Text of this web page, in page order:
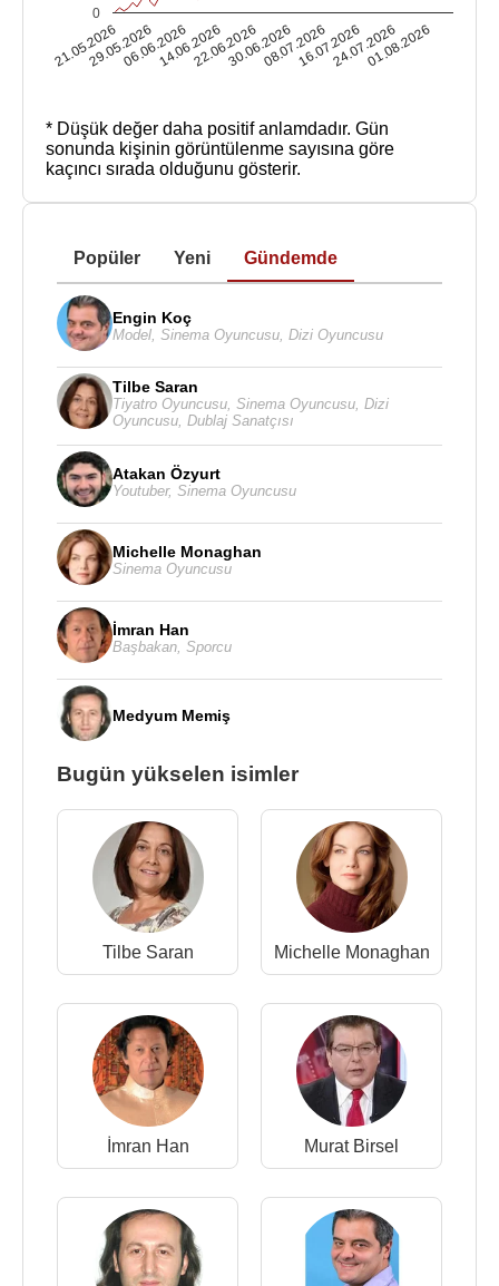
21.05.202629.05.202606.06.202614.06.202622.06.202630.06.202608.07.202616.07.202624.07.202601.08.2026
0
* Düşük değer daha positif anlamdadır. Gün
sonunda kişinin görüntülenme sayısına göre
kaçıncı sırada olduğunu gösterir.
Popüler Yeni Gündemde
Engin Koç
Model Sinema Oyuncusu Dizi Oyuncusu
Tilbe Saran
Tiyatro Oyuncusu, Sinema Oyuncusu, Dizi
Oyuncusu, Dublaj Sanatçısı
Atakan Özyurt
Youtuber, Sinema Oyuncusu
Michelle Monaghan
Sinema Oyuncusu
İmran Han
Başbakan Sporcu
Medyum Memiş
Bugün yükselen isimler
Tilbe Saran Michelle Monaghan
İmran Han Murat Birsel